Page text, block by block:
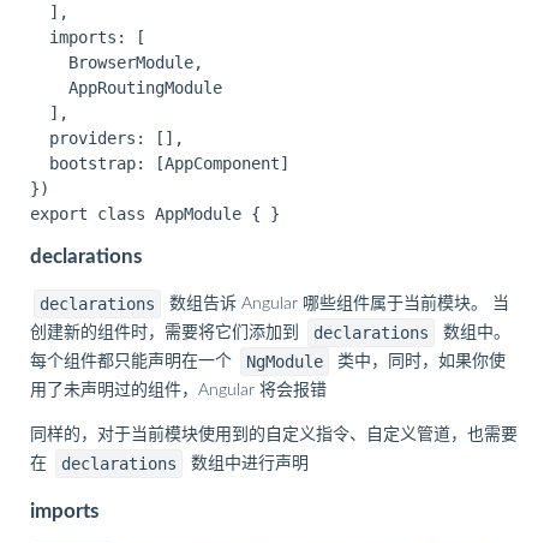
  ],
  imports: [
    BrowserModule,
    AppRoutingModule
  ],
  providers: [],
  bootstrap: [AppComponent]
})
declarations
declarations
数组告诉 Angular 哪些组件属于当前模块。 当
创建新的组件时，需要将它们添加到
declarations
数组中。
每个组件都只能声明在一个
NgModule
类中，同时，如果你使
用了未声明过的组件，Angular 将会报错
同样的，对于当前模块使用到的自定义指令、自定义管道，也需要
在
declarations 数组中进行声明
imports